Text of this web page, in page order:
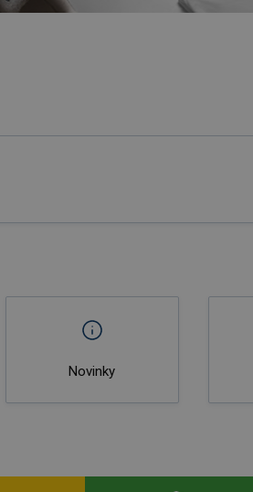
Novinky